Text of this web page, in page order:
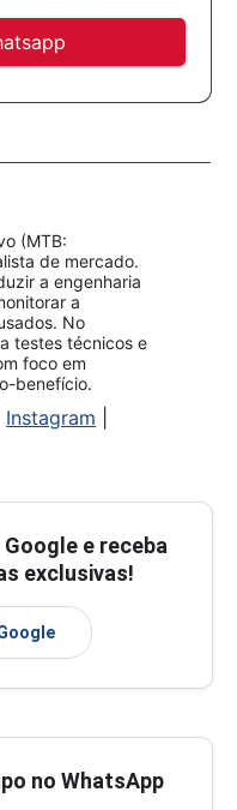
(MTB:
de mercado.
a engenharia
a
No
testes técnicos e
foco em
benefício.
Instagram
Google e receba
exclusivas!
no WhatsApp